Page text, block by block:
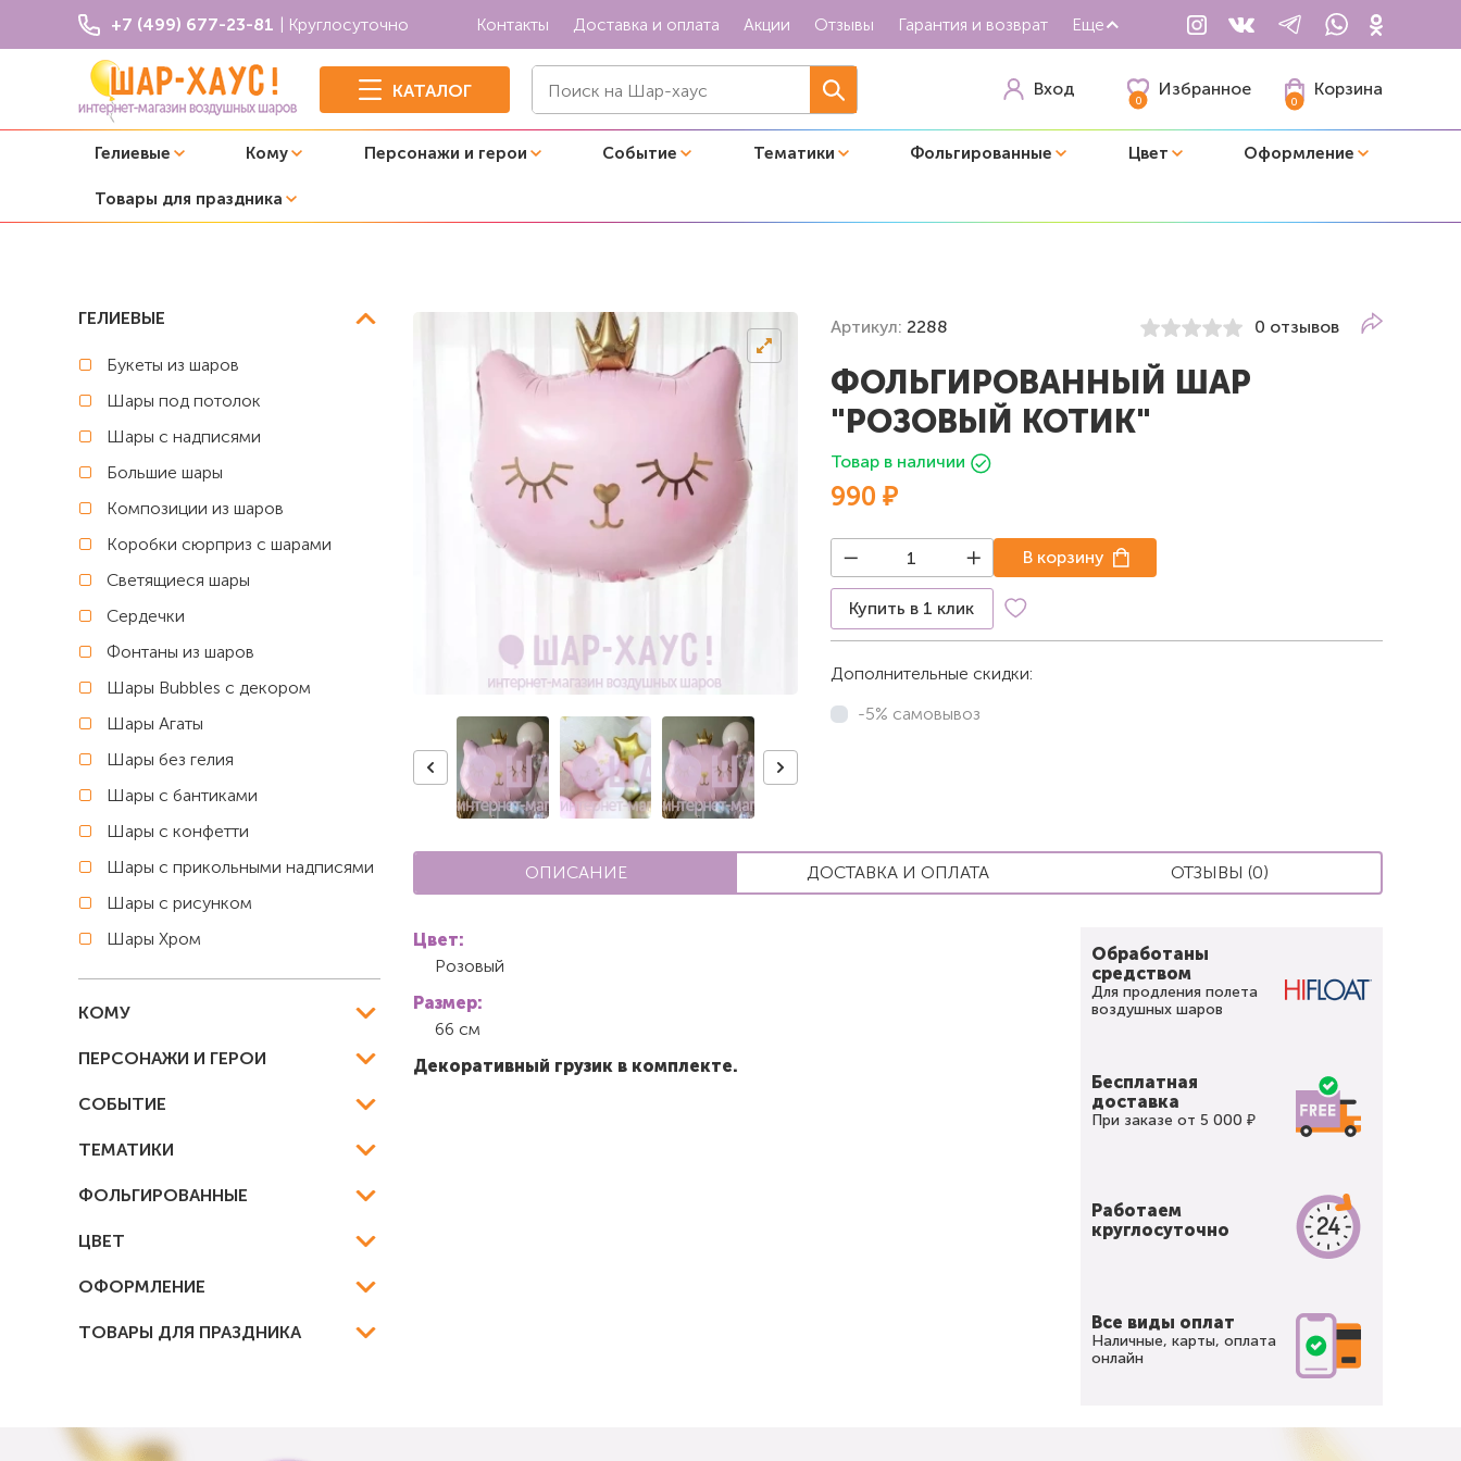
+7 (499) 677-23-81 | Круглосуточно Контакты Доставка и оплата Акции Отзывы Гарантия и возврат Еще
КАТАЛОГ Вход
0
Избранное
0
Корзина
Гелиевые Кому Персонажи и герои Событие Тематики Фольгированные Цвет Оформление
Товары для праздника
Животные
ГЕЛИЕВЫЕ
Букеты из шаров
Шары под потолок
Шары с надписями
Большие шары
Композиции из шаров
Коробки сюрприз с шарами
Светящиеся шары
Сердечки
Фонтаны из шаров
Шары Bubbles с декором
Шары Агаты
Шары без гелия
Шары с бантиками
Шары с конфетти
Шары с прикольными надписями
Шары с рисунком
Шары Хром
КОМУ
ПЕРСОНАЖИ И ГЕРОИ
СОБЫТИЕ
ТЕМАТИКИ
ФОЛЬГИРОВАННЫЕ
ЦВЕТ
ОФОРМЛЕНИЕ
ТОВАРЫ ДЛЯ ПРАЗДНИКА
Артикул: 2288 0 отзывов
ФОЛЬГИРОВАННЫЙ ШАР
"РОЗОВЫЙ КОТИК"
Товар в наличии
990 ₽
Купить в 1 клик
В корзину
Дополнительные скидки:
-5% самовывоз
ОПИСАНИЕ ДОСТАВКА И ОПЛАТА ОТЗЫВЫ (0)
Цвет:
Розовый
Размер:
66 см
Декоративный грузик в комплекте.
Обработаны
средством
Для продления полета
воздушных шаров
Бесплатная
доставка
При заказе от 5 000 ₽
Работаем
круглосуточно
Все виды оплат
Наличные, карты, оплата
онлайн